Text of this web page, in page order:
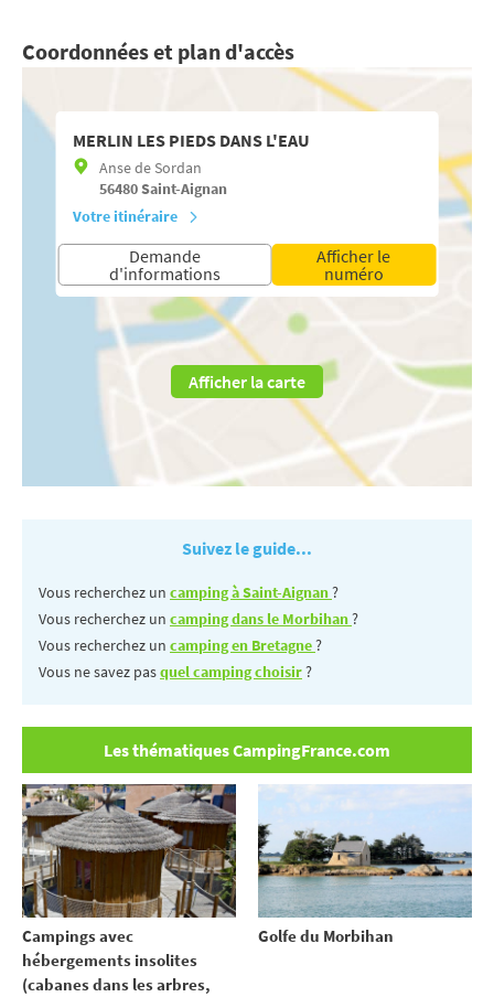
Coordonnées et plan d'accès
MERLIN LES PIEDS DANS L'EAU
Anse de Sordan
56480Saint-Aignan
Votre itinéraire
Demande
d'informations
Afficher le
numéro
Afficher la carte
Suivez le guide...
Vous recherchez un camping à Saint-Aignan?
Vous recherchez un camping dans le Morbihan?
Vous recherchez un camping en Bretagne?
Vous ne savez pasquel camping choisir?
Les thématiques CampingFrance.com
Campings avec
hébergements insolites
(cabanes dans les arbres,
Golfe du Morbihan